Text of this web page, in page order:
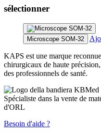
sélectionner
Microscope SOM-32
KAPS est une marque
chirurgicaux de haute
des professionnels de santé.
Spécialiste dans la vente de
d'ORL
Besoin d'aide ?